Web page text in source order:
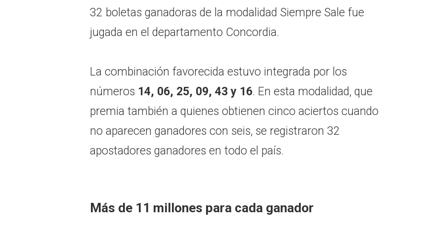
32 boletas ganadoras de la modalidad Siempre Sale fue
jugada en el departamento Concordia.
La combinación favorecida estuvo integrada por los
números 14, 06, 25, 09, 43 y 16. En esta modalidad, que
premia también a quienes obtienen cinco aciertos cuando
no aparecen ganadores con seis, se registraron 32
apostadores ganadores en todo el país.
Más de 11 millones para cada ganador